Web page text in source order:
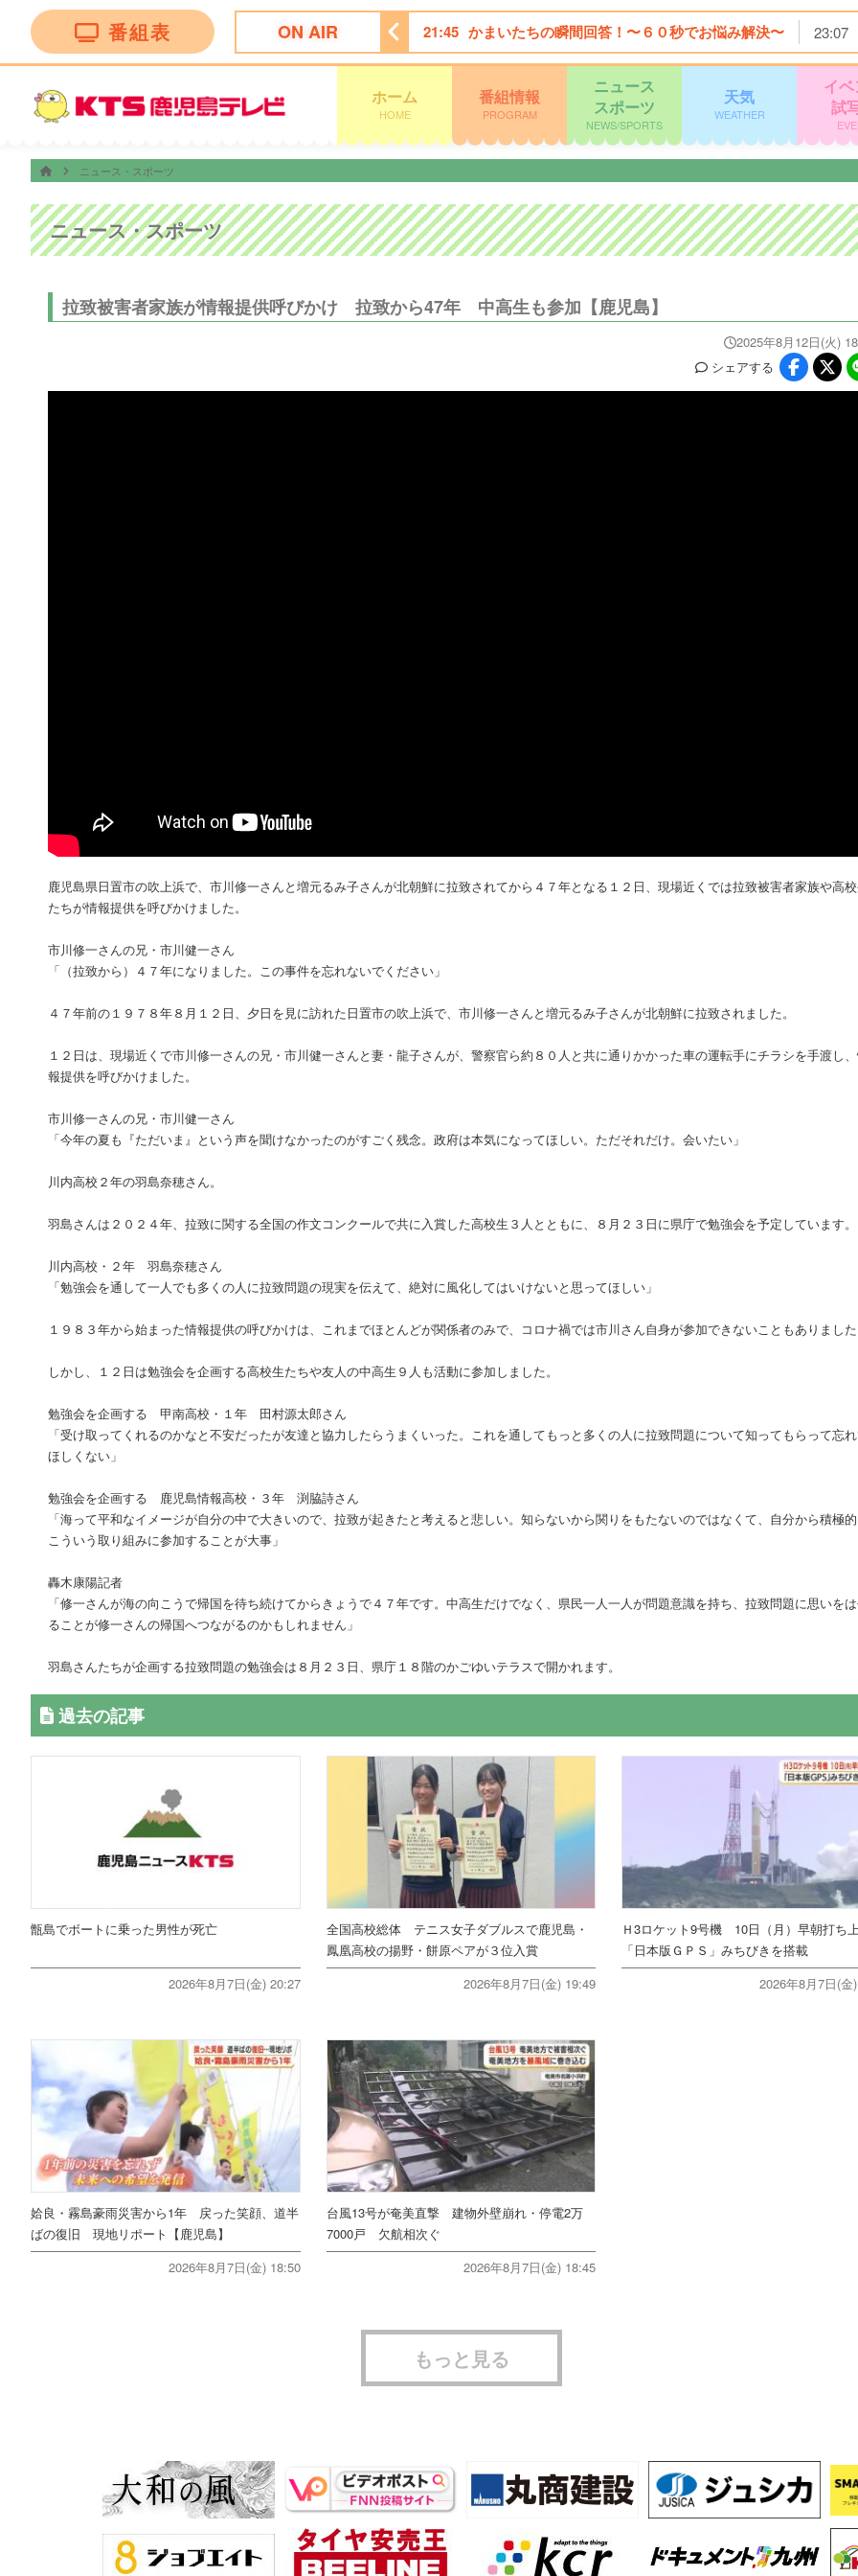
番組表 ON AIR
夜は…焼肉きんぐ＆丸亀製麺！夏の激変グルメ９０分ＳＰ 21:45 かまいたちの瞬間回答！〜６０秒でお悩み解決〜 23:07
ホーム
HOME
番組情報
PROGRAM
ニュース
スポーツ
NEWS/SPORTS
天気
WEATHER
イ
試
ニュース・スポーツ
ニュース・スポーツ
拉致被害者家族が情報提供呼びかけ 拉致から47年 中高生も参加【鹿児島】
2025年8月12日(火)
シェアする
鹿児島県日置市の吹上浜で、市川修一さんと増元るみ子さんが北朝鮮に拉致されてから４７年となる１２日、現場近くでは拉致被害者家族や高
たちが情報提供を呼びかけました。
市川修一さんの兄・市川健一さん
「（拉致から）４７年になりました。この事件を忘れないでください」
４７年前の１９７８年８月１２日、夕日を見に訪れた日置市の吹上浜で、市川修一さんと増元るみ子さんが北朝鮮に拉致されました。
１２日は、現場近くで市川修一さんの兄・市川健一さんと妻・龍子さんが、警察官ら約８０人と共に通りかかった車の運転手にチラシを手渡し
報提供を呼びかけました。
市川修一さんの兄・市川健一さん
「今年の夏も『ただいま』という声を聞けなかったのがすごく残念。政府は本気になってほしい。ただそれだけ。会いたい」
川内高校２年の羽島奈穂さん。
羽島さんは２０２４年、拉致に関する全国の作文コンクールで共に入賞した高校生３人とともに、８月２３日に県庁で勉強会を予定しています。
川内高校・２年 羽島奈穂さん
「勉強会を通して一人でも多くの人に拉致問題の現実を伝えて、絶対に風化してはいけないと思ってほしい」
１９８３年から始まった情報提供の呼びかけは、これまでほとんどが関係者のみで、コロナ禍では市川さん自身が参加できないこともありまし
しかし、１２日は勉強会を企画する高校生たちや友人の中高生９人も活動に参加しました。
勉強会を企画する 甲南高校・１年 田村源太郎さん
「受け取ってくれるのかなと不安だったが友達と協力したらうまくいった。これを通してもっと多くの人に拉致問題について知ってもらって忘
ほしくない」
勉強会を企画する 鹿児島情報高校・３年 渕脇詩さん
「海って平和なイメージが自分の中で大きいので、拉致が起きたと考えると悲しい。知らないから関りをもたないのではなくて、自分から積極
こういう取り組みに参加することが大事」
轟木康陽記者
「修一さんが海の向こうで帰国を待ち続けてからきょうで４７年です。中高生だけでなく、県民一人一人が問題意識を持ち、拉致問題に思いを
ることが修一さんの帰国へつながるのかもしれません」
羽島さんたちが企画する拉致問題の勉強会は８月２３日、県庁１８階のかごゆいテラスで開かれます。
過去の記事
甑島でボートに乗った男性が死亡
2026年8月7日(金) 20:27
全国高校総体 テニス女子ダブルスで鹿児島・
鳳凰高校の揚野・餅原ペアが３位入賞
2026年8月7日(金) 19:49
Ｈ3ロケット9号機 10日（月）早朝打
「日本版ＧＰＳ」みちびきを搭載
2026年8月7日(金
姶良・霧島豪雨災害から1年 戻った笑顔、道半
ばの復旧 現地リポート【鹿児島】
2026年8月7日(金) 18:50
台風13号が奄美直撃 建物外壁崩れ・停電2万
7000戸 欠航相次ぐ
2026年8月7日(金) 18:45
もっと見る